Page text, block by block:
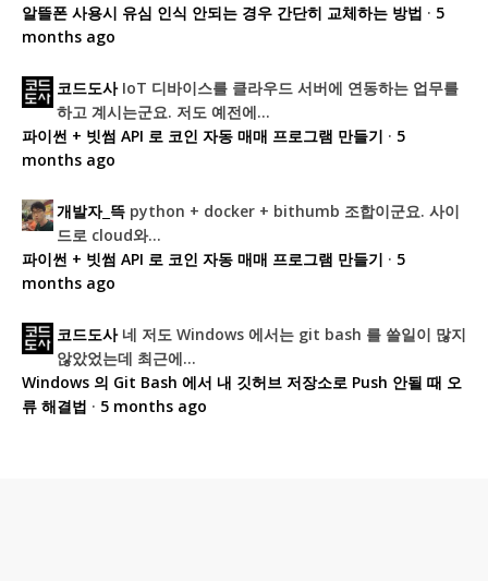
알뜰폰 사용시 유심 인식 안되는 경우 간단히 교체하는 방법 · 5
months ago
코드도사 IoT 디바이스를 클라우드 서버에 연동하는 업무를
하고 계시는군요. 저도 예전에...
파이썬 + 빗썸 API 로 코인 자동 매매 프로그램 만들기 · 5
months ago
개발자_뜩 python + docker + bithumb 조합이군요. 사이
드로 cloud와...
파이썬 + 빗썸 API 로 코인 자동 매매 프로그램 만들기 · 5
months ago
코드도사 네 저도 Windows 에서는 git bash 를 쓸일이 많지
않았었는데 최근에...
Windows 의 Git Bash 에서 내 깃허브 저장소로 Push 안될 때 오
류 해결법 · 5 months ago